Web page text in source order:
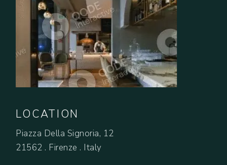
LOCATION
Piazza Della Signoria, 12
21562 . Firenze . Italy